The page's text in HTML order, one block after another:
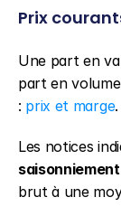
Prix
Une part en
part en volume
: prix et marge.
brut à une